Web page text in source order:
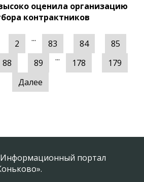
оценила организацию
контрактников
2 ... 83 84
85
88 89 ... 178
179
Далее
портал